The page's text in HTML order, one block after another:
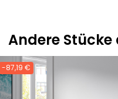
Andere
-87,19 €